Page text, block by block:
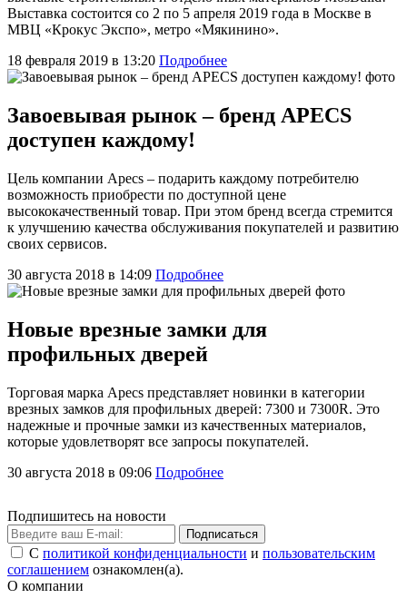
Выставка состоится со 2 по 5 апреля 2019 года в Москве в
МВЦ «Крокус Экспо», метро «Мякинино».
18 февраля 2019 в 13:20 Подробнее
Завоевывая рынок – бренд APECS
доступен каждому!
Цель компании Apecs – подарить каждому потребителю
возможность приобрести по доступной цене
высококачественный товар. При этом бренд всегда стремится
к улучшению качества обслуживания покупателей и развитию
своих сервисов.
30 августа 2018 в 14:09 Подробнее
Новые врезные замки для
профильных дверей
Торговая марка Apecs представляет новинки в категории
врезных замков для профильных дверей: 7300 и 7300R. Это
надежные и прочные замки из качественных материалов,
которые удовлетворят все запросы покупателей.
30 августа 2018 в 09:06 Подробнее
Подпишитесь на новости
Подписаться
С политикой конфиденциальности и пользовательским
соглашением ознакомлен(а).
О компании